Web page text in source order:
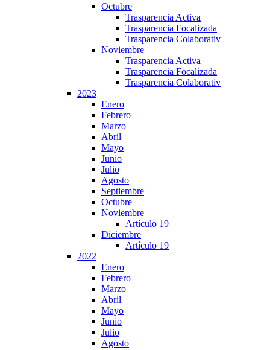
Octubre
Trasparencia Activa
Trasparencia Focalizada
Trasparencia Colaborativ
Noviembre
Trasparencia Activa
Trasparencia Focalizada
Trasparencia Colaborativ
2023
Enero
Febrero
Marzo
Abril
Mayo
Junio
Julio
Agosto
Septiembre
Octubre
Noviembre
Artículo 19
Diciembre
Artículo 19
2022
Enero
Febrero
Marzo
Abril
Mayo
Junio
Julio
Agosto